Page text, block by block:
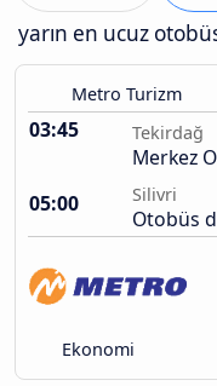
yarın en ucuz
Metro Turizm
03:45 Tekirdağ
Merkez
05:00
Silivri
Otobüs
Ekonomi